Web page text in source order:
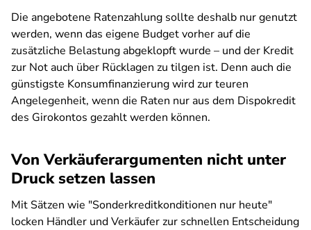
Die angebotene Ratenzahlung sollte deshalb nur genutzt
werden, wenn das eigene Budget vorher auf die
zusätzliche Belastung abgeklopft wurde – und der Kredit
zur Not auch über Rücklagen zu tilgen ist. Denn auch die
günstigste Konsumfinanzierung wird zur teuren
Angelegenheit, wenn die Raten nur aus dem Dispokredit
des Girokontos gezahlt werden können.
Von Verkäuferargumenten nicht unter
Druck setzen lassen
Mit Sätzen wie "Sonderkreditkonditionen nur heute"
locken Händler und Verkäufer zur schnellen Entscheidung